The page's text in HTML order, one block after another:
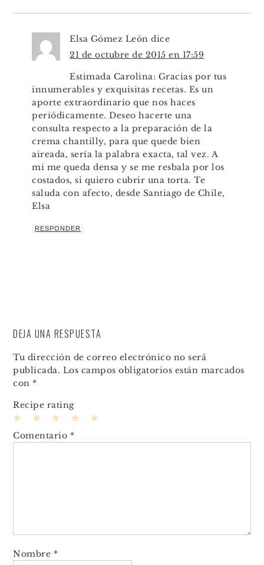
Elsa Gómez León dice
21 de octubre de 2015 en 17:59
Estimada Carolina: Gracias por tus
innumerables y exquisitas recetas. Es un
aporte extraordinario que nos haces
periódicamente. Deseo hacerte una
consulta respecto a la preparación de la
crema chantilly, para que quede bien
aireada, sería la palabra exacta, tal vez. A
mi me queda densa y se me resbala por los
costados, si quiero cubrir una torta. Te
saluda con afecto, desde Santiago de Chile,
Elsa
RESPONDER
DEJA UNA RESPUESTA
Tu dirección de correo electrónico no será
publicada. Los campos obligatorios están marcados
con *
Recipe rating
Stars
4
Stars
3
Stars
2
Stars
1
Star
Comentario *
Nombre *